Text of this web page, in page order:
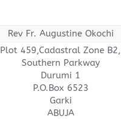
Rev Fr. Augustine Okochi
Plot 459,Cadastral Zone B2,
Southern Parkway
Durumi 1
P.O.Box 6523
Garki
ABUJA